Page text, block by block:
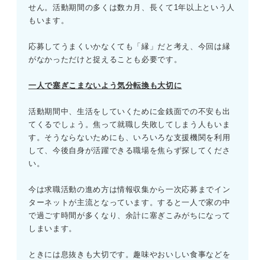
せん。活動期間の多くは数カ月、長くて1年以上という人
もいます。
応募してうまくいかなくても「縁」だと考え、今回は縁
がなかっただけと捉えることも必要です。
一人で塞ぎこまないよう気分転換も大切に
活動期間中、生活をしていくために金銭面での不安も出
てくるでしょう。焦って就職し失敗してしまう人もいま
す。そうならないためにも、いろいろな支援機関を利用
して、今後自身が活躍できる職場を焦らず探してくださ
い。
今は求職活動の進め方は情報収集から一次応募までイン
ターネットが主流となっています。すると一人で家の中
で過ごす時間が多くなり、余計に塞ぎこみがちになって
しまいます。
ときには息抜きも大切です。趣味やおいしい食事などを